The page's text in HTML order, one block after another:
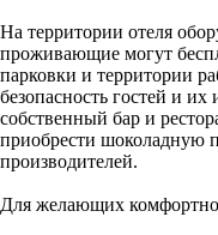
На территории отеля
проживающие могут
парковки и территории
безопасность гостей и
собственный бар и
приобрести шоколадную
производителей.
Для желающих комфортно